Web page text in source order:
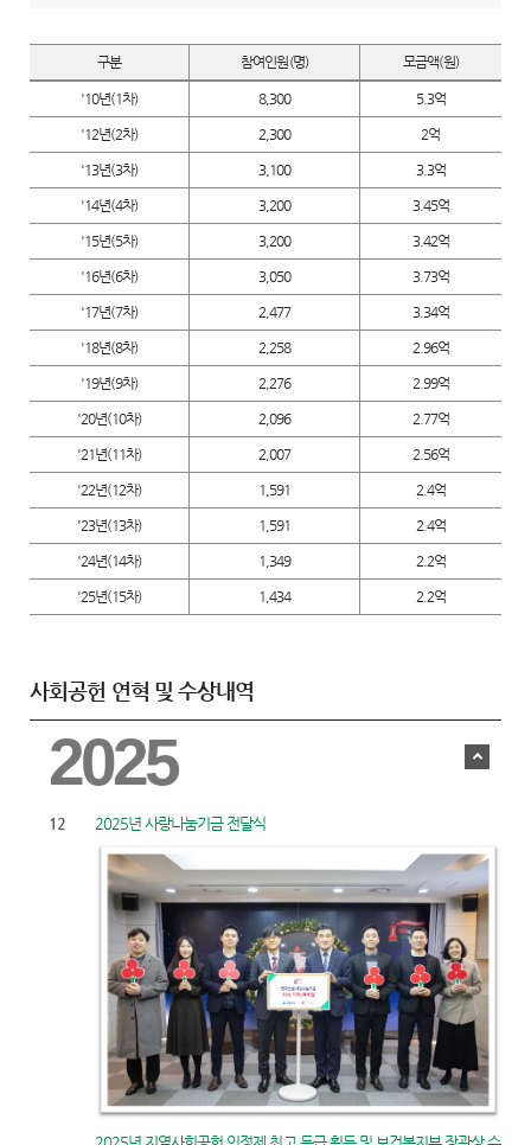
나
기
연
별
금
구분 참여인원(명) 모금액(원)
'10년(1차) 8,300 5.3억
'12년(2차) 2,300 2억
'13년(3차) 3,100 3.3억
'14년(4차) 3,200 3.45억
'15년(5차) 3,200 3.42억
'16년(6차) 3,050 3.73억
'17년(7차) 2,477 3.34억
'18년(8차) 2,258 2.96억
'19년(9차) 2,276 2.99억
'20년(10차) 2,096 2.77억
'21년(11차) 2,007 2.56억
'22년(12차) 1,591 2.4억
'23년(13차) 1,591 2.4억
'24년(14차) 1,349 2.2억
'25년(15차) 1,434 2.2억
사회공헌 연혁 및 수상내역
2025
12 2025년 사랑나눔기금 전달식